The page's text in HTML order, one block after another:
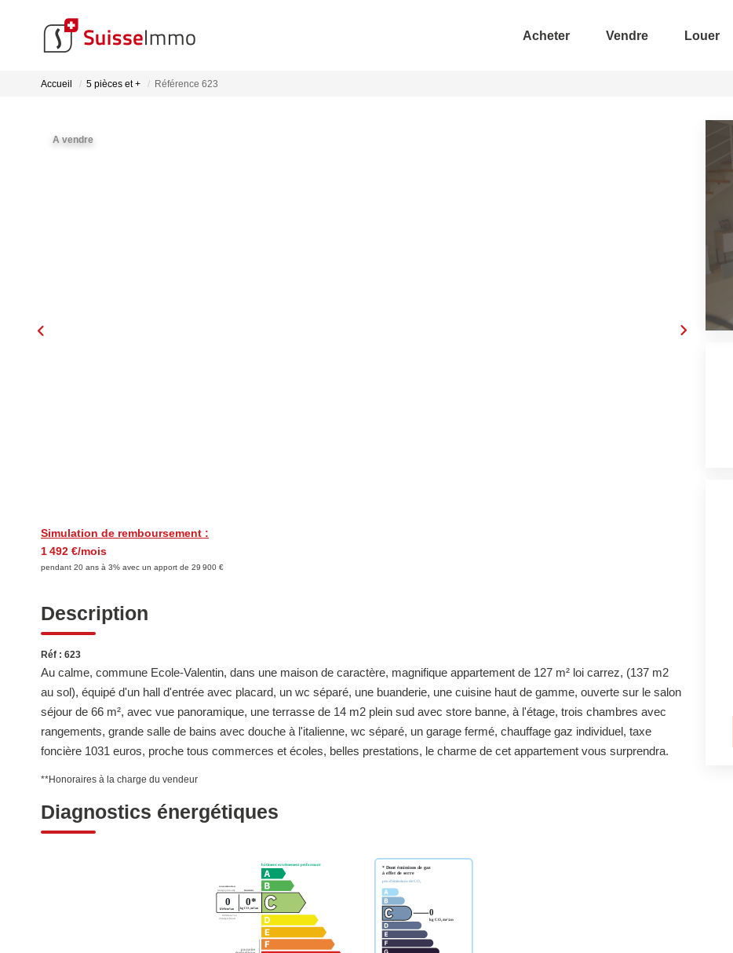
Acheter Vendre Louer
Accueil 5 pièces et + Référence 623
A vendre
Simulation de remboursement :
1 492 €/mois
pendant 20 ans à 3% avec un apport de 29 900 €
Description
Réf : 623
Au calme, commune Ecole-Valentin, dans une maison de caractère, magnifique appartement de 127 m² loi carrez, (137 m2
au sol), équipé d'un hall d'entrée avec placard, un wc séparé, une buanderie, une cuisine haut de gamme, ouverte sur le salon
séjour de 66 m², avec vue panoramique, une terrasse de 14 m2 plein sud avec store banne, à l'étage, trois chambres avec
rangements, grande salle de bains avec douche à l'italienne, wc séparé, un garage fermé, chauffage gaz individuel, taxe
foncière 1031 euros, proche tous commerces et écoles, belles prestations, le charme de cet appartement vous surprendra.
**Honoraires à la charge du vendeur
Diagnostics énergétiques